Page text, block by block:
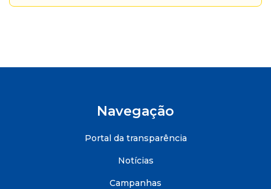
Navegação
Portal da transparência
Notícias
Campanhas